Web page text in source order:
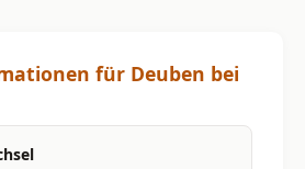
für Deuben bei